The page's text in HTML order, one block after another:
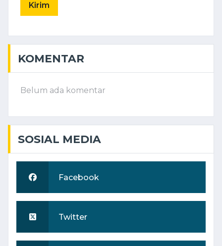
Kirim
KOMENTAR
Belum ada komentar
SOSIAL MEDIA
Facebook
Twitter